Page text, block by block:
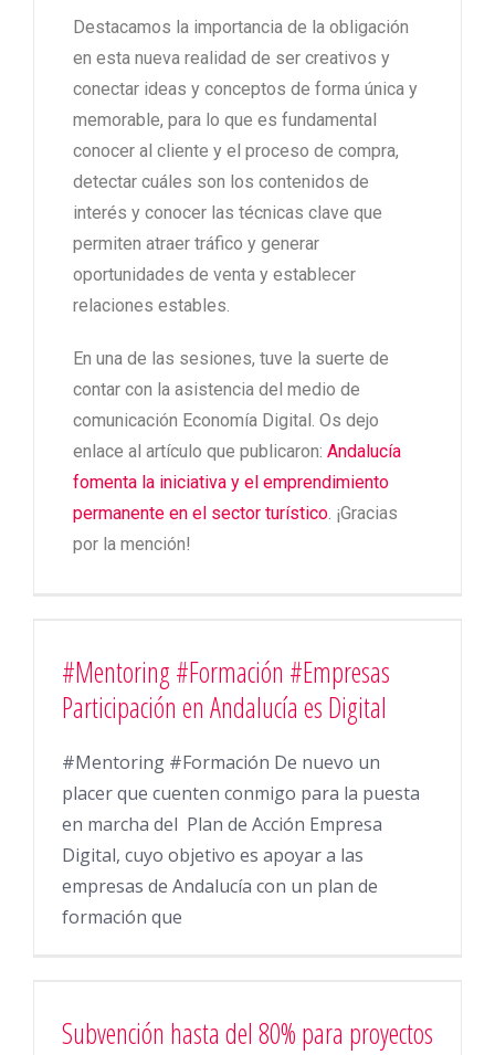
Destacamos la importancia de la obligación
en esta nueva realidad de ser creativos y
conectar ideas y conceptos de forma única y
memorable, para lo que es fundamental
conocer al cliente y el proceso de compra,
detectar cuáles son los contenidos de
interés y conocer las técnicas clave que
permiten atraer tráfico y generar
oportunidades de venta y establecer
relaciones estables.
En una de las sesiones, tuve la suerte de
contar con la asistencia del medio de
comunicación Economía Digital. Os dejo
enlace al artículo que publicaron: Andalucía
fomenta la iniciativa y el emprendimiento
permanente en el sector turístico. ¡Gracias
por la mención!
#Mentoring #Formación #Empresas
Participación en Andalucía es Digital
#Mentoring #Formación De nuevo un
placer que cuenten conmigo para la puesta
en marcha del Plan de Acción Empresa
Digital, cuyo objetivo es apoyar a las
empresas de Andalucía con un plan de
formación que
Subvención hasta del 80% para proyectos